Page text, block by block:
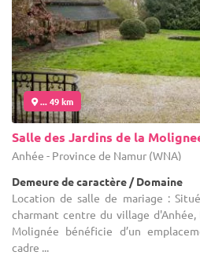
... 49 km
Salle des Jardins de la
Anhée - Province de Namur (WNA)
Demeure de caractère / Domaine
Location de salle de mariage :
charmant centre du village d'Anhée,
Molignée bénéficie d’un
cadre ...